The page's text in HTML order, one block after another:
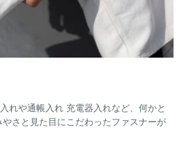
れや通帳入れ 充電器入れなど、何かと
さと見た目にこだわったファスナーが